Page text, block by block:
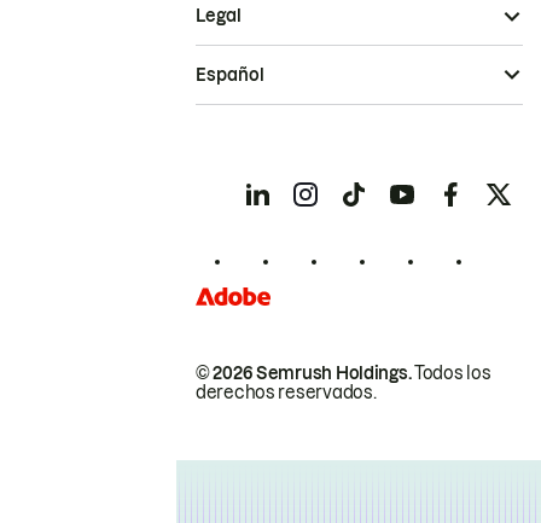
© 2026 Semrush Holdings.Todos los
derechos reservados.
Legal
Español